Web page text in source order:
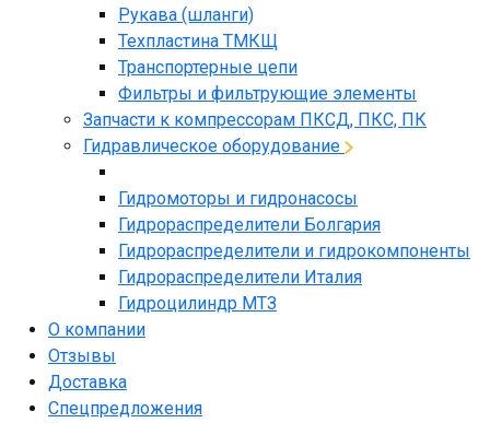
Рукава (шланги)
Техпластина ТМКЩ
Транспортерные цепи
Фильтры и фильтрующие элементы
Запчасти к компрессорам ПКСД, ПКС, ПК
Гидравлическое оборудование
Гидромоторы и гидронасосы
Гидрораспределители Болгария
Гидрораспределители и гидрокомпоненты
Гидрораспределители Италия
Гидроцилиндр МТЗ
О компании
Отзывы
Доставка
Спецпредложения